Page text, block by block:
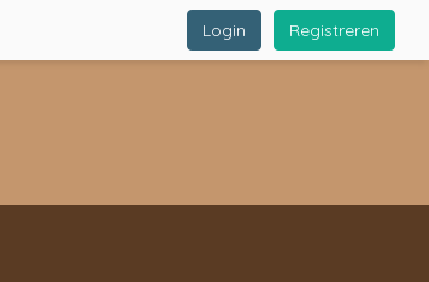
Registreren
Login